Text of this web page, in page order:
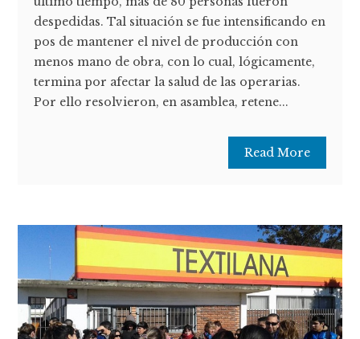
despedidas. Tal situación se fue intensificando en
pos de mantener el nivel de producción con
menos mano de obra, con lo cual, lógicamente,
termina por afectar la salud de las operarias.
Por ello resolvieron, en asamblea, retene...
Read More